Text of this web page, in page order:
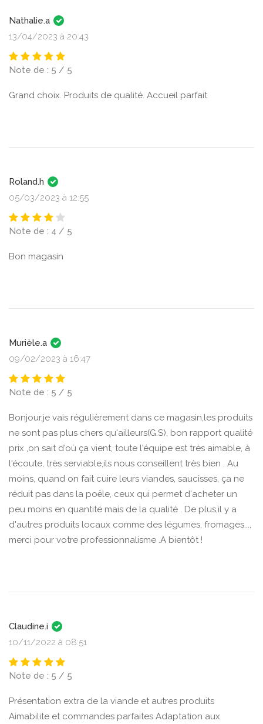
Nathalie.a
13/04/2023 à 20:43
Note de : 5 / 5
Grand choix. Produits de qualité. Accueil parfait
Roland.h
05/03/2023 à 12:55
Note de : 4 / 5
Bon magasin
Murièle.a
09/02/2023 à 16:47
Note de : 5 / 5
Bonjour,je vais régulièrement dans ce magasin,les produits
ne sont pas plus chers qu'ailleurs(G.S), bon rapport qualité
prix ,on sait d'où ça vient, toute l'équipe est très aimable, à
l'écoute, très serviable,ils nous conseillent très bien . Au
moins, quand on fait cuire leurs viandes, saucisses, ça ne
réduit pas dans la poële, ceux qui permet d'acheter un
peu moins en quantité mais de la qualité . De plus,il y a
d'autres produits locaux comme des légumes, fromages...,
merci pour votre professionnalisme .A bientôt !
Claudine.i
10/11/2022 à 08:51
Note de : 5 / 5
Présentation extra de la viande et autres produits
Aimabilite et commandes parfaites Adaptation aux